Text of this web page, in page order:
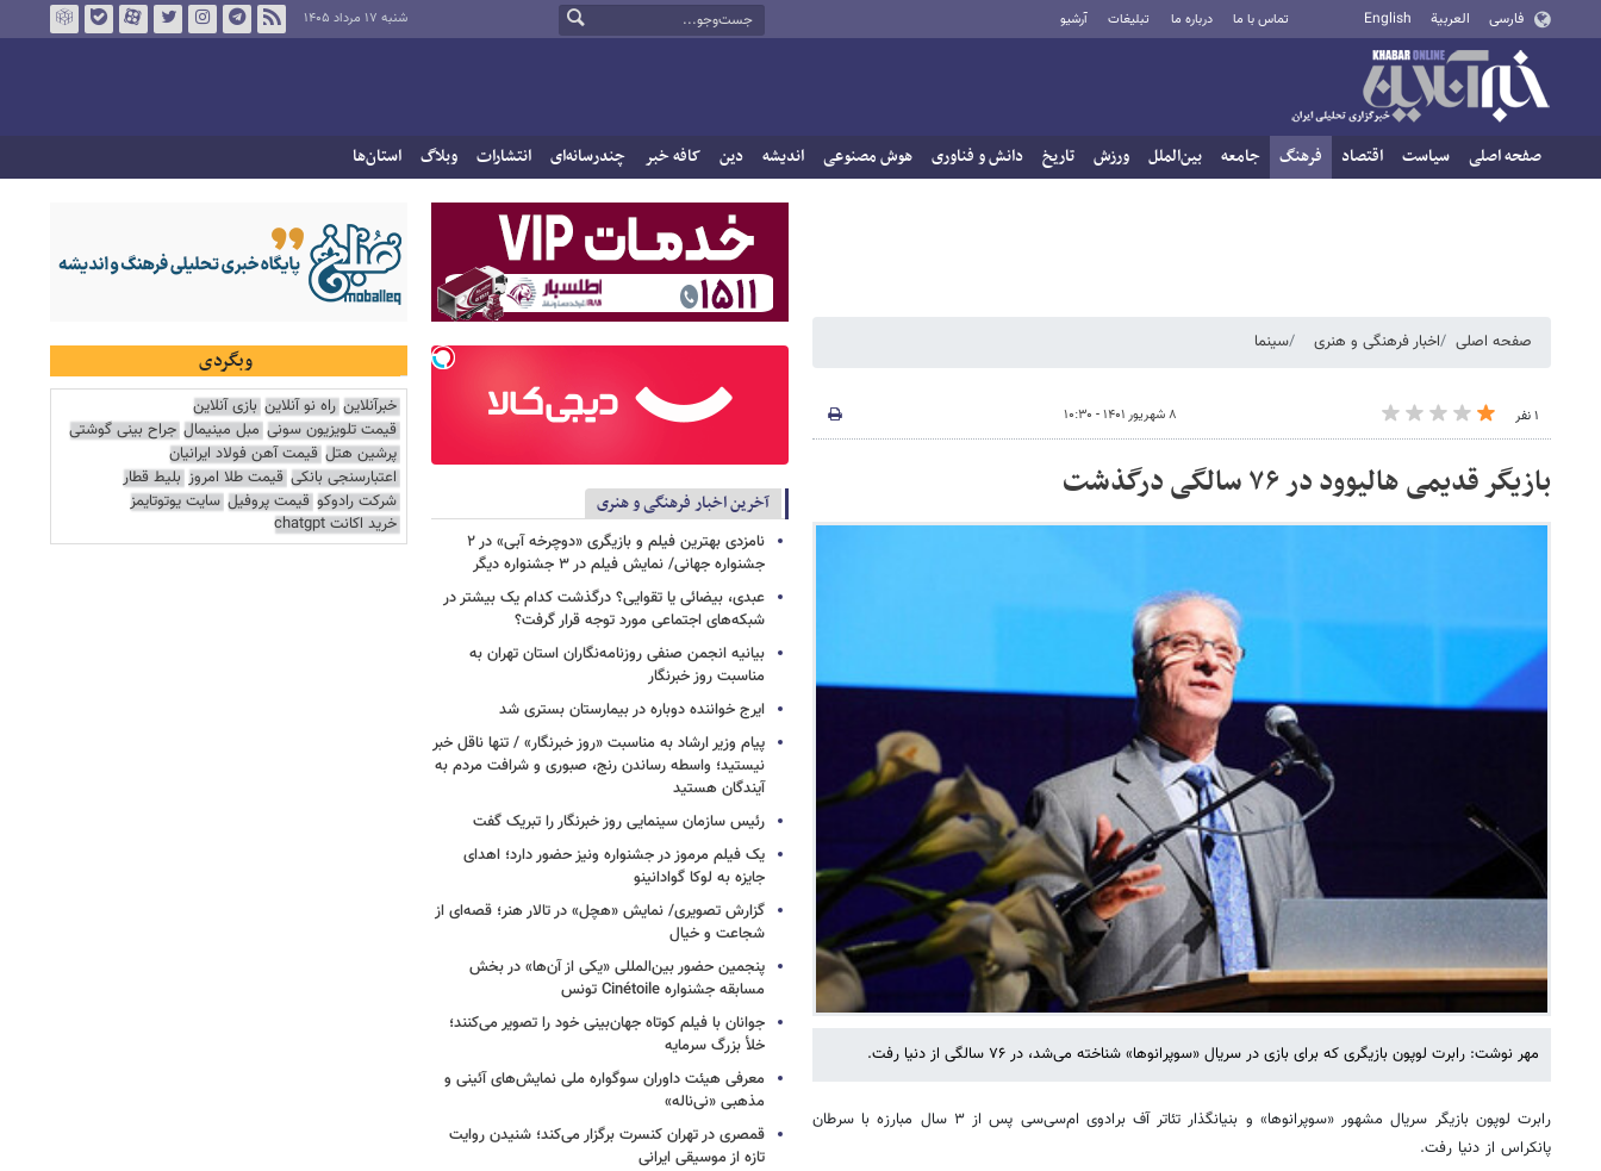
فارسی العربية English تماس با ما درباره ما تبلیغات آرشیو شنبه ۱۷ مرداد ۱۴۰۵
صفحه اصلی سیاست اقتصاد فرهنگ جامعه بین‌الملل ورزش تاریخ دانش و فناوری هوش مصنوعی اندیشه دین کافه خبر چندرسانه‌ای انتشارات وبلاگ استان‌ها
صفحه اصلی اخبار فرهنگی و هنری سینما
۱ نفر ۸ شهریور ۱۴۰۱ - ۱۰:۳۰
بازیگر قدیمی هالیوود در ۷۶ سالگی درگذشت
مهر نوشت: رابرت لوپون بازیگری که برای بازی در سریال «سوپرانوها» شناخته می‌شد، در ۷۶ سالگی از دنیا رفت.
رابرت لوپون بازیگر سریال مشهور «سوپرانوها» و بنیانگذار تئاتر آف برادوی ام‌سی‌سی پس از ۳ سال مبارزه با سرطان
پانکراس از دنیا رفت.
آخرین اخبار فرهنگی و هنری
نامزدی بهترین فیلم و بازیگری «دوچرخه آبی» در ۲
جشنواره جهانی/ نمایش فیلم در ۳ جشنواره دیگر
عبدی، بیضائی یا تقوایی؟ درگذشت کدام یک بیشتر در
شبکه‌های اجتماعی مورد توجه قرار گرفت؟
بیانیه انجمن صنفی روزنامه‌نگاران استان تهران به
مناسبت روز خبرنگار
ایرج خواننده دوباره در بیمارستان بستری شد
پیام وزیر ارشاد به مناسبت «روز خبرنگار» / تنها ناقل خبر
نیستید؛ واسطه رساندن رنج، صبوری و شرافت مردم به
آیندگان هستید
رئیس سازمان سینمایی روز خبرنگار را تبریک گفت
یک فیلم مرموز در جشنواره ونیز حضور دارد؛ اهدای
جایزه به لوکا گوادانینو
گزارش تصویری/ نمایش «هچل» در تالار هنر؛ قصه‌ای از
شجاعت و خیال
پنجمین حضور بین‌المللی «یکی از آن‌ها» در بخش
مسابقه جشنواره Cinétoile تونس
جوانان با فیلم کوتاه جهان‌بینی خود را تصویر می‌کنند؛
خلأ بزرگ سرمایه
معرفی هیئت داوران سوگواره ملی نمایش‌های آئینی و
مذهبی «نی‌ناله»
قمصری در تهران کنسرت برگزار می‌کند؛ شنیدن روایت
تازه از موسیقی ایرانی
وبگردی
خبرآنلاین راه نو آنلاین بازی آنلاین
قیمت تلویزیون سونی مبل مینیمال جراح بینی گوشتی
پرشین هتل قیمت آهن فولاد ایرانیان
اعتبارسنجی بانکی قیمت طلا امروز بلیط قطار
شرکت رادوکو قیمت پروفیل سایت یوتوتایمز
خرید اکانت chatgpt